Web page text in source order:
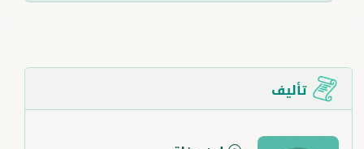
تأليف